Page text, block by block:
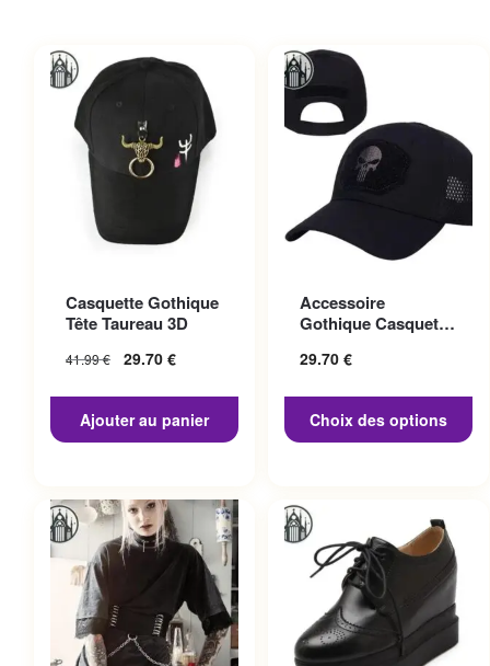
Casquette Gothique
Tête Taureau 3D
41.99€ 29.70 €
Ajouter au panier
Accessoire
Gothique Casquette
29.70 €
Choix des options
variations. Les options
peuvent être choisies sur la
page du produit